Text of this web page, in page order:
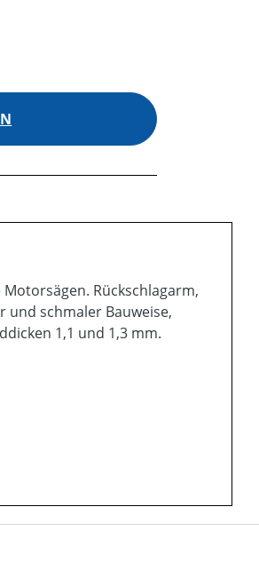
Rückschlagarm,
schmaler Bauweise,
1,1 und 1,3 mm.